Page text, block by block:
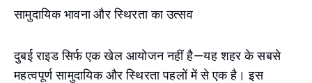
सामुदायिक भावना और स्थिरता का उत्सव
दुबई राइड सिर्फ एक खेल आयोजन नहीं है—यह शहर के सबसे
महत्वपूर्ण सामुदायिक और स्थिरता पहलों में से एक है। इस